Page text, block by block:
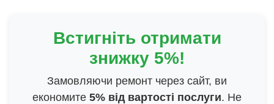
Встигніть отримати
знижку 5%!
Замовляючи ремонт через сайт, ви
економите 5% від вартості послуги. Не